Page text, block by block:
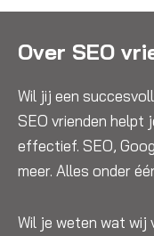
Over SEO
Wil jij een
SEO vrienden helpt
effectief. SEO,
meer. Alles onder
Wil je weten wat wij